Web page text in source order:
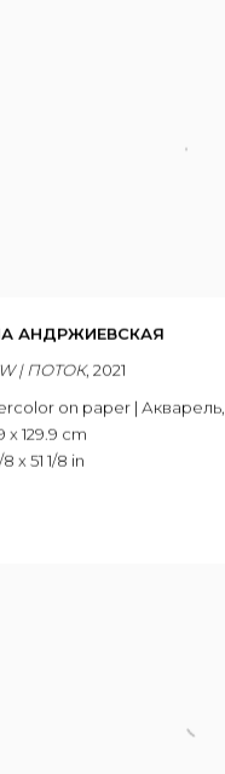
АНДРЖИЕВСКАЯ
| ПОТОК, 2021
on paper | Акварель,
x 129.9 cm
x 51 1/8 in